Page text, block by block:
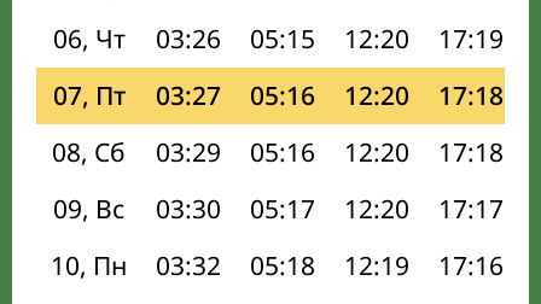
06, Чт
03:26 05:15 12:20 17:19
07, Пт
03:27 05:16 12:20 17:18
08, Сб
03:29 05:16 12:20 17:18
09, Вс
03:30 05:17 12:20 17:17
10, Пн
03:32 05:18 12:19 17:16